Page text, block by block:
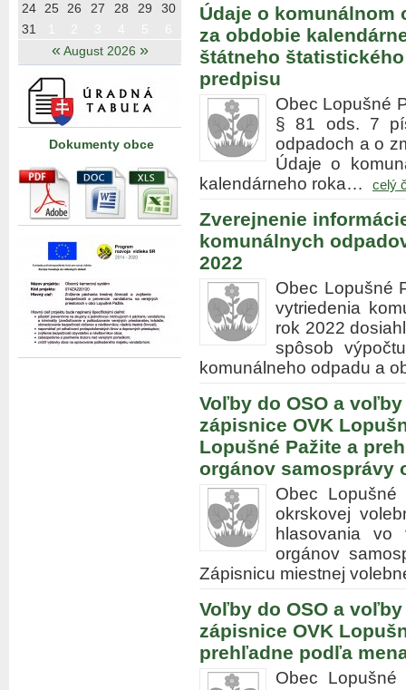
« August 2026 »
24
25 26 27 28 29
30
31
Dokumenty obce
Údaje o komunálnom
za obdobie
štátneho
predpisu
Obec Lopušné
§ 81 ods. 7
odpadoch a o
Údaje o
kalendárneho roka…
celý
Zverejnenie
komunálnych
2022
Obec Lopušné
vytriedenia
rok 2022
spôsob
komunálneho odpadu a
Voľby do OSO a
zápisnice OVK
Lopušné Pažite a
orgánov samosprávy
Obec Lopušné
okrskovej
hlasovania
orgánov
Zápisnicu miestnej
Voľby do OSO a
zápisnice OVK
prehľadne podľa
Obec Lopušné